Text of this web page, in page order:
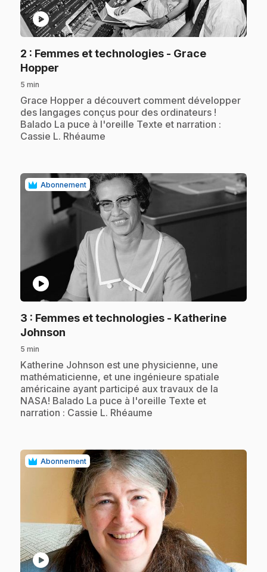
play_circle
2 : Femmes et technologies - Grace
Hopper
5 min
.Grace Hopper a découvert comment développer
des langages conçus pour des ordinateurs !
Balado La puce à l'oreille Texte et narration :
Cassie L. Rhéaume
Abonnement
play_circle
3 : Femmes et technologies - Katherine
Johnson
5 min
.Katherine Johnson est une physicienne, une
mathématicienne, et une ingénieure spatiale
américaine ayant participé aux travaux de la
NASA! Balado La puce à l'oreille Texte et
narration : Cassie L. Rhéaume
Abonnement
play_circle